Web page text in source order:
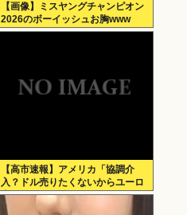
【画像】ミスヤングチャンピオン
2026のボーイッシュお胸www
【高市速報】アメリカ「協調介
入？ドル売りたくないからユーロ
売るわ」EU激怒www